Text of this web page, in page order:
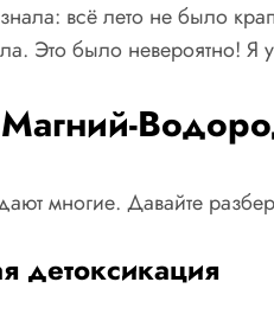
всё лето не было
Это было невероятно!
многие. Давайте
детоксикация